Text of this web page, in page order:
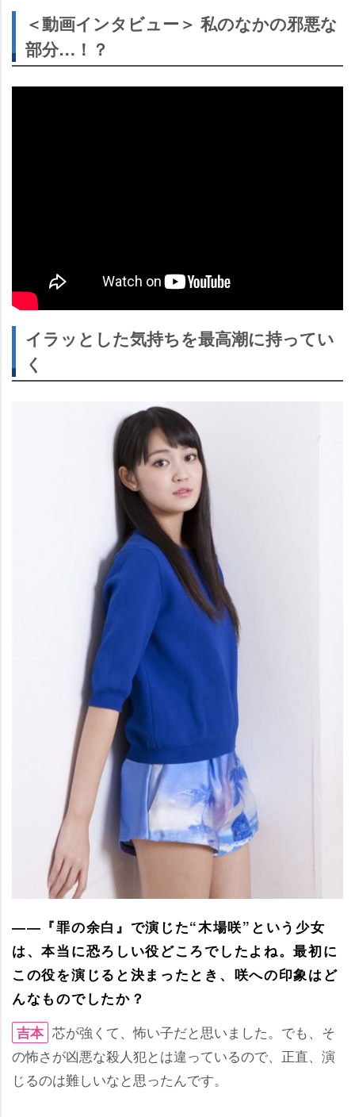
＜動画インタビュー＞ 私のなかの邪悪な
部分…！？
イラッとした気持ちを最高潮に持ってい
く
――『罪の余白』で演じた“木場咲”という少女
は、本当に恐ろしい役どころでしたよね。最初に
この役を演じると決まったとき、咲への印象はど
んなものでしたか？
吉本 芯が強くて、怖い子だと思いました。でも、そ
の怖さが凶悪な殺人犯とは違っているので、正直、演
じるのは難しいなと思ったんです。